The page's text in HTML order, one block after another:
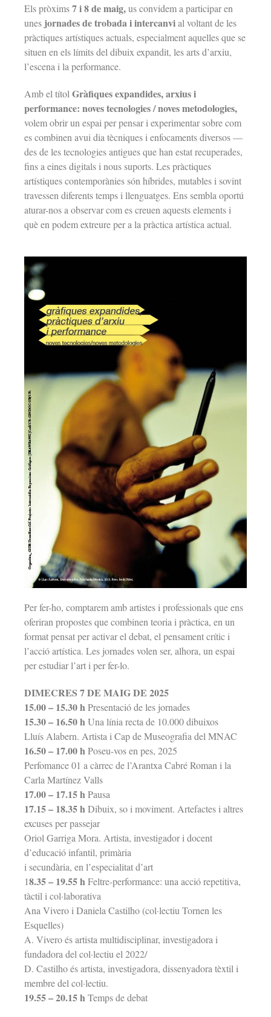
Els pròxims7 i 8 de maig,us convidem a participar en
unes jornades de trobada i intercanvial voltant de les
pràctiques artístiques actuals, especialment aquelles que se
situen en els límits del dibuix expandit, les arts d’arxiu,
l’escena i la performance.
Amb el títol Gràfiques expandides, arxius i
performance: noves tecnologies / noves metodologies,
volem obrir un espai per pensar i experimentar sobre com
es combinen avui dia tècniques i enfocaments diversos —
des de les tecnologies antigues que han estat recuperades,
fins a eines digitals i nous suports. Les pràctiques
artístiques contemporànies són híbrides, mutables i sovint
travessen diferents temps i llenguatges. Ens sembla oportú
aturar-nos a observar com es creuen aquests elements i
què en podem extreure per a la pràctica artística actual.
Per fer-ho, comptarem amb artistes i professionals que ens
oferiran propostes que combinen teoria i pràctica, en un
format pensat per activar el debat, el pensament crític i
l’acció artística. Les jornades volen ser, alhora, un espai
per estudiar l’art i per fer-lo.
DIMECRES 7 DE MAIG DE 2025
15.00 – 15.30 hPresentació de les jornades
15.30 – 16.50 hUna línia recta de 10.000 dibuixos
Lluís Alabern. Artista i Cap de Museografia del MNAC
16.50 – 17.00 hPoseu-vos en pes, 2025
Perfomance 01 a càrrec de l’Arantxa Cabré Roman i la
Carla Martínez Valls
17.00 – 17.15 hPausa
17.15 – 18.35 hDibuix, so i moviment. Artefactes i altres
excuses per passejar
Oriol Garriga Mora. Artista, investigador i docent
d’educació infantil, primària
i secundària, en l’especialitat d’art
18.35 – 19.55 hFeltre-performance: una acció repetitiva,
tàctil i col·laborativa
Ana Vivero i Daniela Castilho (col·lectiu Tornen les
Esquelles)
A. Vivero és artista multidisciplinar, investigadora i
fundadora del col·lectiu el 2022/
D. Castilho és artista, investigadora, dissenyadora tèxtil i
membre del col·lectiu.
19.55 – 20.15 hTemps de debat